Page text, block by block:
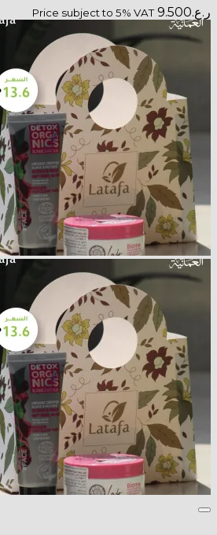
Price